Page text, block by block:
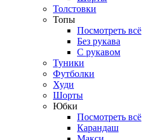
Толстовки
Топы
Посмотреть всё
Без рукава
С рукавом
Туники
Футболки
Худи
Шорты
Юбки
Посмотреть всё
Карандаш